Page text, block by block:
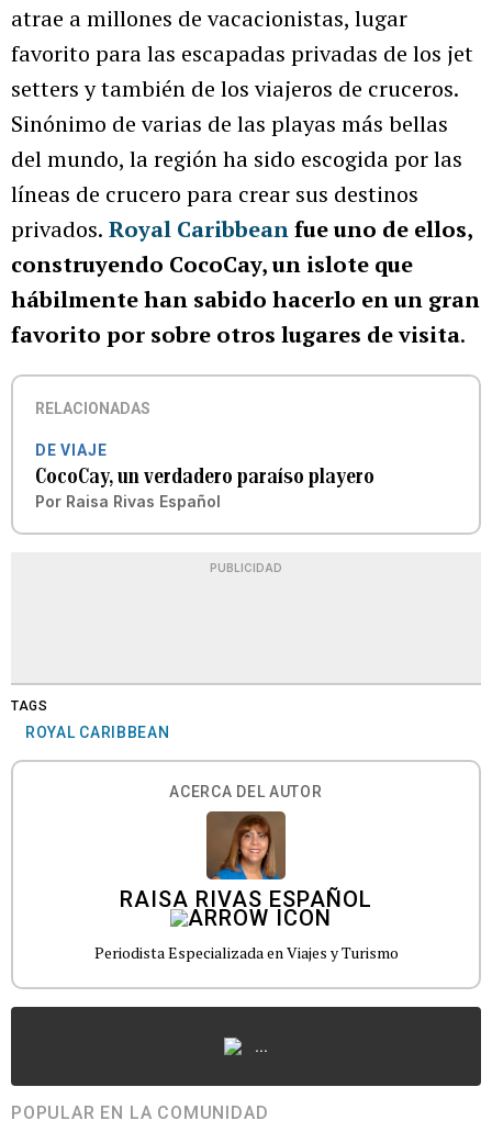
atrae a millones de vacacionistas, lugar
favorito para las escapadas privadas de los jet
setters y también de los viajeros de cruceros.
Sinónimo de varias de las playas más bellas
del mundo, la región ha sido escogida por las
líneas de crucero para crear sus destinos
privados. Royal Caribbeanfue uno de ellos,
construyendo CocoCay, un islote que
hábilmente han sabido hacerlo en un gran
favorito por sobre otros lugares de visita.
RELACIONADAS
DE VIAJE
CocoCay, un verdadero paraíso playero
Por Raisa Rivas Español
PUBLICIDAD
TAGS
ROYAL CARIBBEAN
ACERCA DEL AUTOR
RAISA RIVAS ESPAÑOL
Periodista Especializada en Viajes y Turismo
...
POPULAR EN LA COMUNIDAD